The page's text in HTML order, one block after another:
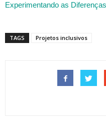
Experimentando as Diferenças
TAGS Projetos inclusivos